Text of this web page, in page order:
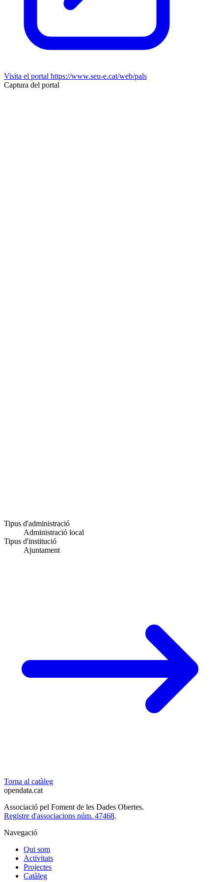
Visita el portal https://www.seu-e.cat/web/pals
Captura del portal
Tipus d'administració
Administració local
Tipus d'institució
Ajuntament
Torna al catàleg
opendata.cat
Associació pel Foment de les Dades Obertes.
Registre d'associacions núm. 47468.
Navegació
Qui som
Activitats
Projectes
Catàleg